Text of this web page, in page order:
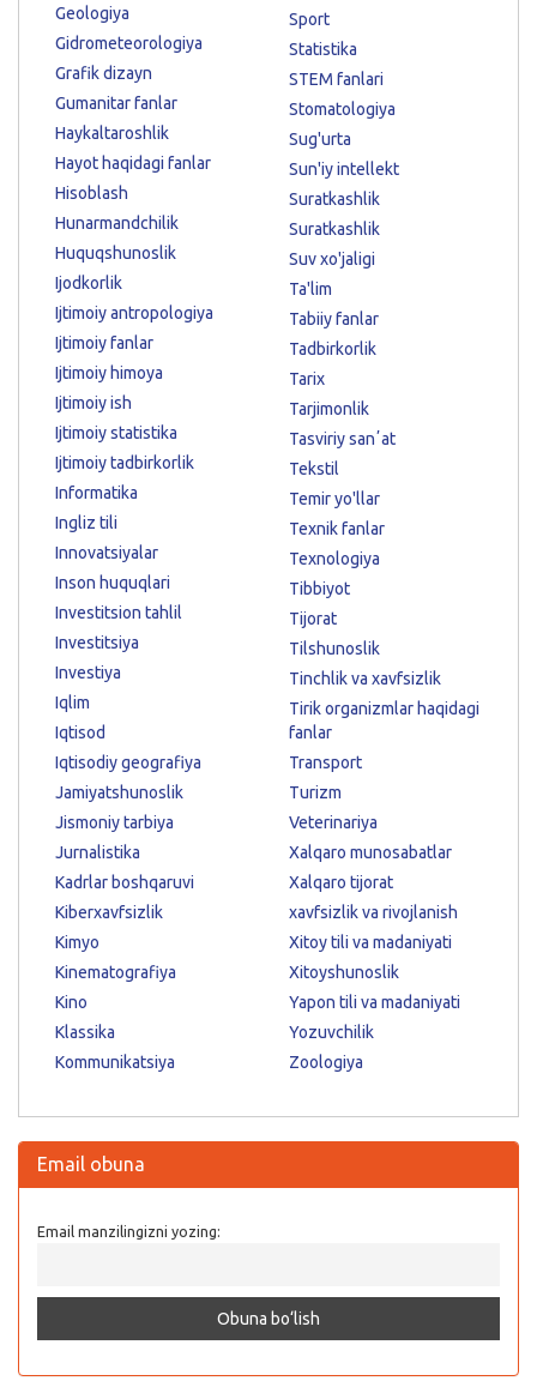
Geologiya
Gidrometeorologiya
Grafik dizayn
Gumanitar fanlar
Haykaltaroshlik
Hayot haqidagi fanlar
Hisoblash
Hunarmandchilik
Huquqshunoslik
Ijodkorlik
Ijtimoiy antropologiya
Ijtimoiy fanlar
Ijtimoiy himoya
Ijtimoiy ish
Ijtimoiy statistika
Ijtimoiy tadbirkorlik
Informatika
Ingliz tili
Innovatsiyalar
Inson huquqlari
Investitsion tahlil
Investitsiya
Investiya
Iqlim
Iqtisod
Iqtisodiy geografiya
Jamiyatshunoslik
Jismoniy tarbiya
Jurnalistika
Kadrlar boshqaruvi
Kiberxavfsizlik
Kimyo
Kinematografiya
Kino
Klassika
Kommunikatsiya
Sport
Statistika
STEM fanlari
Stomatologiya
Sug'urta
Sun'iy intellekt
Suratkashlik
Suratkashlik
Suv xo'jaligi
Ta'lim
Tabiiy fanlar
Tadbirkorlik
Tarix
Tarjimonlik
Tasviriy sanʼat
Tekstil
Temir yo'llar
Texnik fanlar
Texnologiya
Tibbiyot
Tijorat
Tilshunoslik
Tinchlik va xavfsizlik
Tirik organizmlar haqidagi
fanlar
Transport
Turizm
Veterinariya
Xalqaro munosabatlar
Xalqaro tijorat
xavfsizlik va rivojlanish
Xitoy tili va madaniyati
Xitoyshunoslik
Yapon tili va madaniyati
Yozuvchilik
Zoologiya
Email obuna
Email manzilingizni yozing: